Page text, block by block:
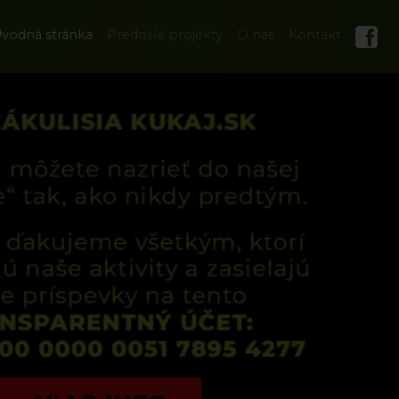
stránka Predošlé projekty O nás Kontakt